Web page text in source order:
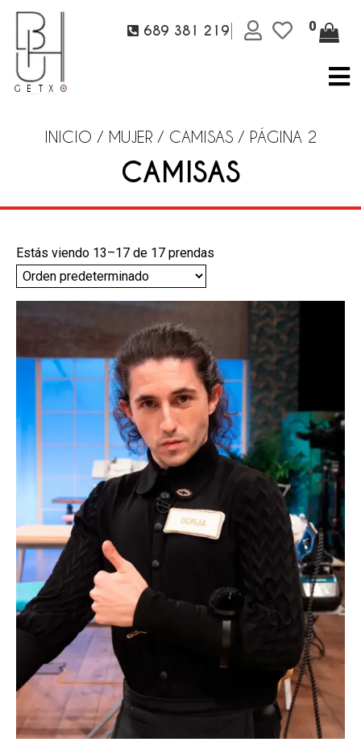
INICIO / MUJER/ CAMISAS/ PÁGINA 2
CAMISAS
Estás viendo 13–17 de 17 prendas
0
689 381 219